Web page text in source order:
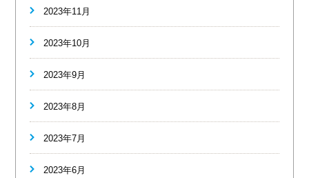
2023年11月
2023年10月
2023年9月
2023年8月
2023年7月
2023年6月